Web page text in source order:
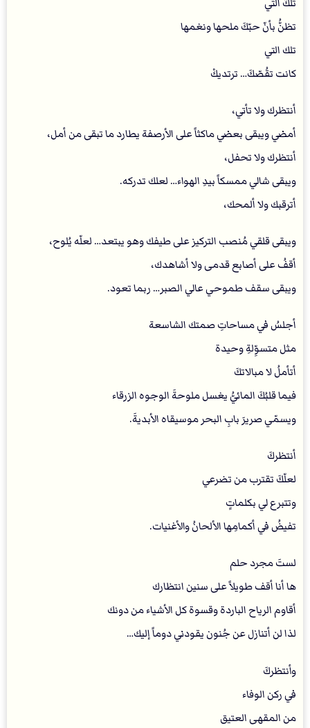
تظنُّ بأنّ حبّكَ ملحها ونغمها
تلك التي
كانت تقُصّكَ… ترتديكْ
أنتظرك ولا تأتي،
أمضي ويبقى بعضي ماكثاً على الأرصفة يطارد ما تبقى من أمل،
أنتظرك ولا تحفل،
ويبقى شالي ممسكاً بيدِ الهواء… لعلك تدركه.
‏أترقبك ولا ألمحك،
ويبقى قلقي مُنصب التركيز على طيفك وهو يبتعد… لعلّه يُلوح،
أقفُ على أصابع قدمى ولا أشاهدك،
ويبقى سقف طموحي عالي الصبر… ربما تعود.
أجلسُ في مساحاتِ صمتك الشاسعة
مثل متسوِّلةِ وحيدة
أتأملُ لا مبالاتكَ
فيما قلبُكَ المائيُّ يغسل ملوحةَ الوجوه الزرقاء
ويسمّي صريرَ بابِ البحر موسيقاه الأبديةَ.
أنتظركَ
لعلّكَ تقترب من تضرعي
وتتبرع لي بكلماتٍ
تفيضُ في أكمامِها الألحانُ والأغنيات.
لستَ مجرد حلم
ها أنا أقف طويلاً على سنين انتظارك
أقاوم الرياح الباردة وقسوة كل الأشياء من دونك
لذا لن أتنازل عن جُنون يقودني دوماً إليك…
‏وأنتظركَ
في ركن الوفاء
من المقهى العتيق